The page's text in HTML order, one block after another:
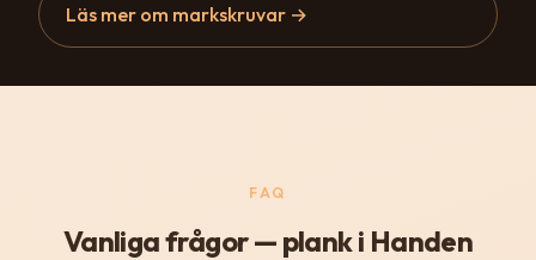
Läs mer om markskruvar →
FAQ
Vanliga frågor — plank i Handen